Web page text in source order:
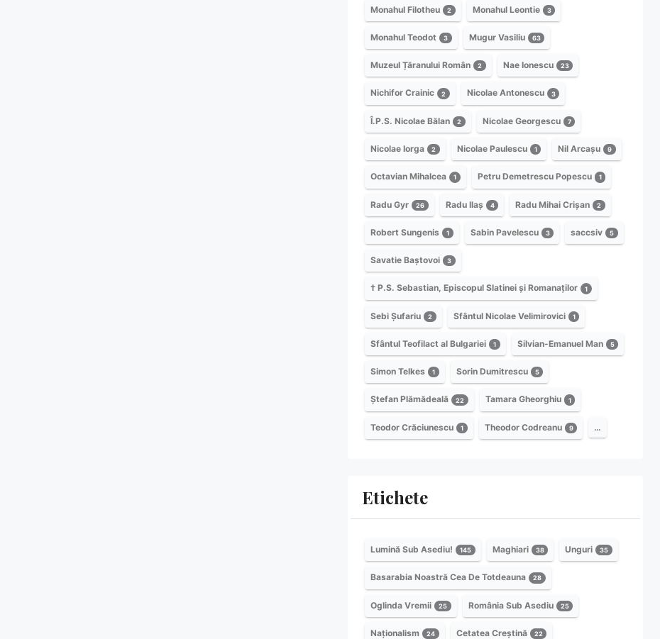
Monahul Filotheu 2 Monahul Leontie 3
Monahul Teodot 3 Mugur Vasiliu 63
Muzeul Țăranului Român 2 Nae Ionescu 23
Nichifor Crainic 2 Nicolae Antonescu 3
Î.P.S. Nicolae Bălan 2 Nicolae Georgescu 7
Nicolae Iorga 2 Nicolae Paulescu 1 Nil Arcașu 9
Octavian Mihalcea 1 Petru Demetrescu Popescu 1
Radu Gyr 26 Radu Ilaș 4 Radu Mihai Crișan 2
Robert Sungenis 1 Sabin Pavelescu 3 saccsiv 5
Savatie Baștovoi 3
† P.S. Sebastian, Episcopul Slatinei și Romanaților 1
Sebi Șufariu 2 Sfântul Nicolae Velimirovici 1
Sfântul Teofilact al Bulgariei 1 Silvian-Emanuel Man 5
Simon Telkes 1 Sorin Dumitrescu 5
Ștefan Plămădeală 22 Tamara Gheorghiu 1
Teodor Crăciunescu 1 Theodor Codreanu 9 …
Etichete
Lumină Sub Asediu! 145 Maghiari 38 Unguri 35
Basarabia Noastră Cea De Totdeauna 28
Oglinda Vremii 25 România Sub Asediu 25
Naționalism 24 Cetatea Creștină 22